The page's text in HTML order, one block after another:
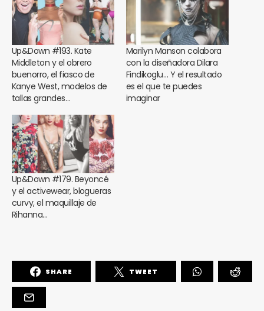
Up&Down #193. Kate
Middleton y el obrero
buenorro, el fiasco de
Kanye West, modelos de
tallas grandes…
Marilyn Manson colabora
con la diseñadora Dilara
Findikoglu… Y el resultado
es el que te puedes
imaginar
Up&Down #179. Beyoncé
y el activewear, blogueras
curvy, el maquillaje de
Rihanna…
SHARE TWEET